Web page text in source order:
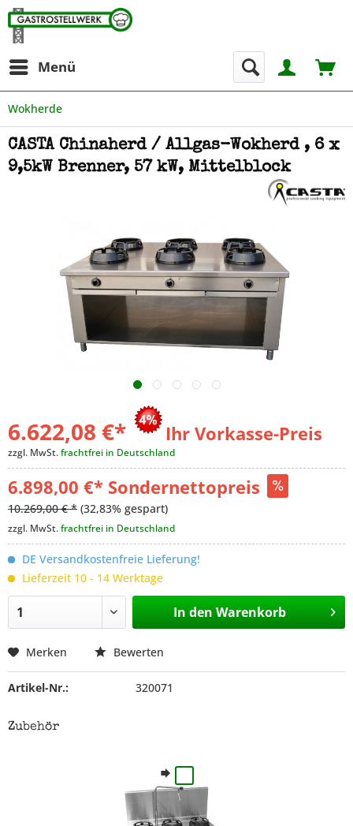
Menü
Wokherde
CASTA Chinaherd / Allgas-Wokherd , 6 x
9,5kW Brenner, 57 kW, Mittelblock
6.622,08 €* Ihr Vorkasse-Preis
zzgl. MwSt.frachtfrei in Deutschland
6.898,00 €* Sondernettopreis
10.269,00 € * (32,83% gespart)
zzgl. MwSt.frachtfrei in Deutschland
DE Versandkostenfreie Lieferung!
Lieferzeit 10 - 14 Werktage
In den Warenkorb
Merken Bewerten
Artikel-Nr.: 320071
Zubehör